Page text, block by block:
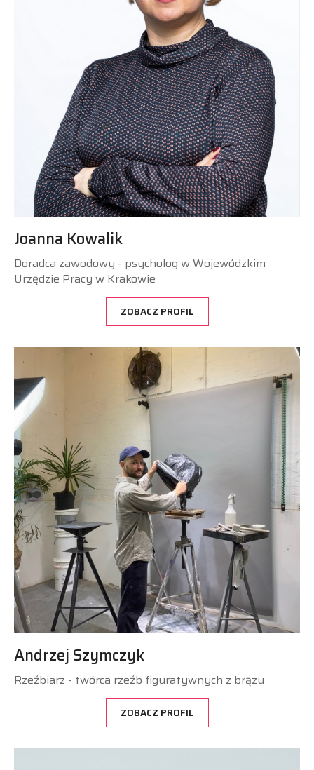
Joanna Kowalik
Doradca zawodowy - psycholog w Wojewódzkim
Urzędzie Pracy w Krakowie
ZOBACZ PROFIL
Andrzej Szymczyk
Rzeźbiarz - twórca rzeźb figuratywnych z brązu
ZOBACZ PROFIL